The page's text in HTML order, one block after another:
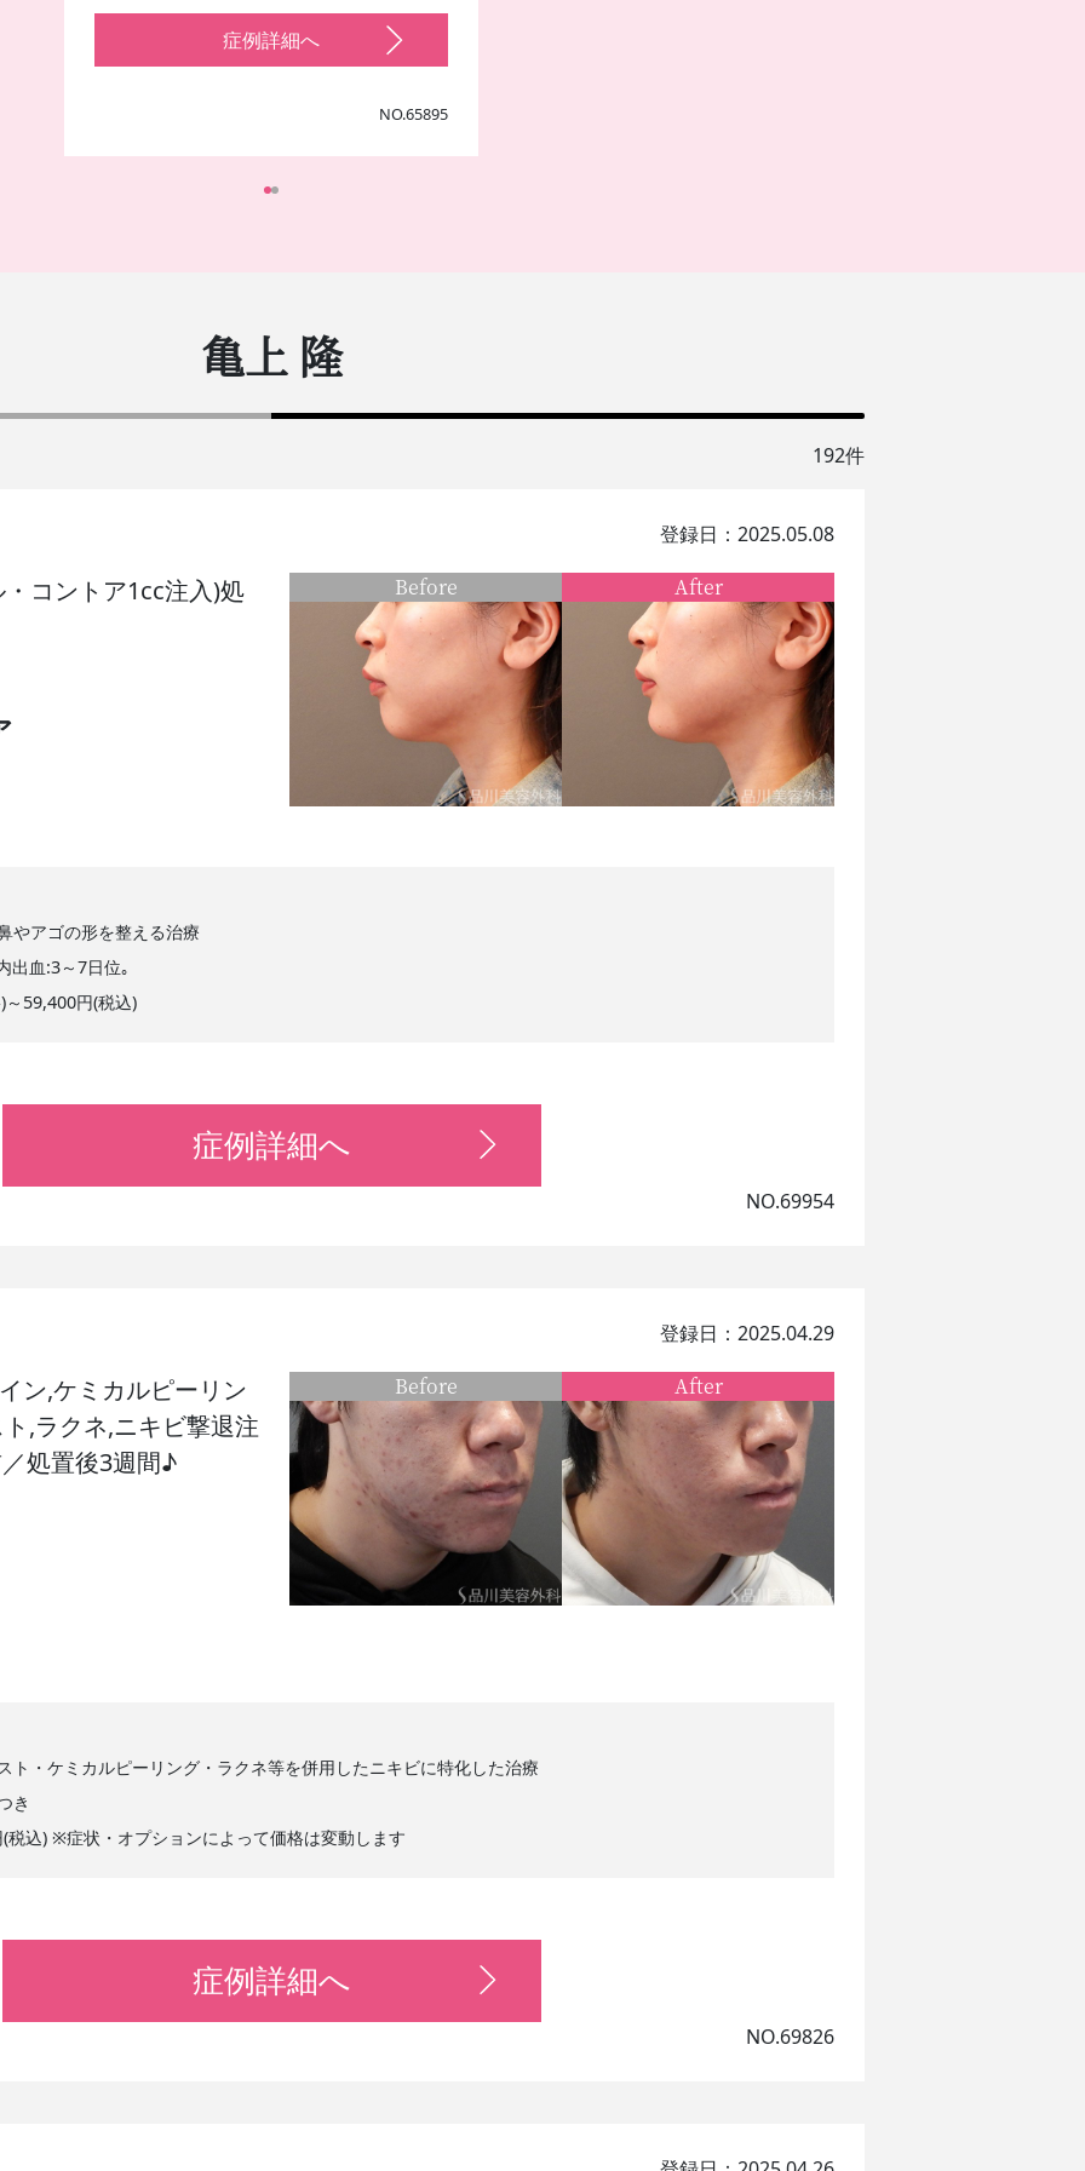
症例詳細へ
NO.65895
亀上 隆
192件
登録日：2025.05.08
コントア1cc注入)処
やアゴの形を整える治療
出血:3～7日位｡
～59,400円(税込)
Before After
症例詳細へ
NO.69954
登録日：2025.04.29
ン,ケミカルピーリン
,ラクネ,ニキビ撃退注
処置後3週間♪
ト・ケミカルピーリング・ラクネ等を併用したニキビに特化した治療
き
税込) ※症状・オプションによって価格は変動します
Before After
症例詳細へ
NO.69826